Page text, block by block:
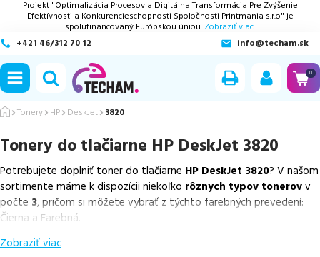
Projekt "Optimalizácia Procesov a Digitálna Transformácia Pre Zvýšenie
Efektívnosti a Konkurencieschopnosti Spoločnosti Printmania s.r.o" je
spolufinancovaný Európskou úniou. Zobraziť viac.
+421 46/312 70 12
info@techam.sk
0
Tonery HP DeskJet 3820
Tonery do tlačiarne HP DeskJet 3820
Potrebujete doplniť toner do tlačiarne HP DeskJet 3820? V našom
sortimente máme k dispozícii niekoľko rôznych typov tonerovv
počte 3, pričom si môžete vybrať z týchto farebných prevedení:
Čierna a Farebná.
Z uvedeného množstva dostupných náplní
Zobraziť viac